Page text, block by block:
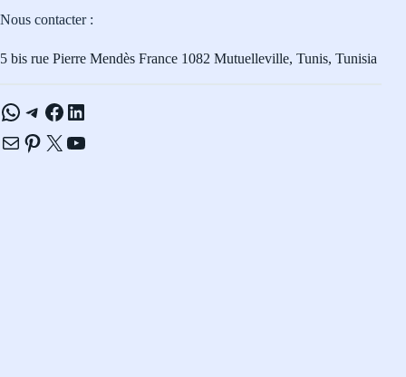
Nous contacter :
5 bis rue Pierre Mendès France 1082 Mutuelleville, Tunis, Tunisia
WhatsApp
Telegram
Facebook
LinkedIn
E-mailPinterest
X YouTube